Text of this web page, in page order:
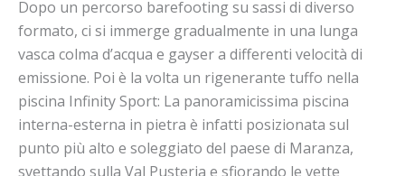
Dopo un percorso barefooting su sassi di diverso
formato, ci si immerge gradualmente in una lunga
vasca colma d’acqua e gayser a differenti velocità di
emissione. Poi è la volta un rigenerante tuffo nella
piscina Infinity Sport: La panoramicissima piscina
interna-esterna in pietra è infatti posizionata sul
punto più alto e soleggiato del paese di Maranza,
svettando sulla Val Pusteria e sfiorando le vette